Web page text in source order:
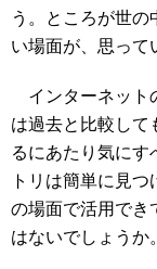
う。ところが世
い場面が、思って
インターネット
は過去と比較して
るにあたり気にす
トリは簡単に見
の場面で活用でき
はないでしょうか。